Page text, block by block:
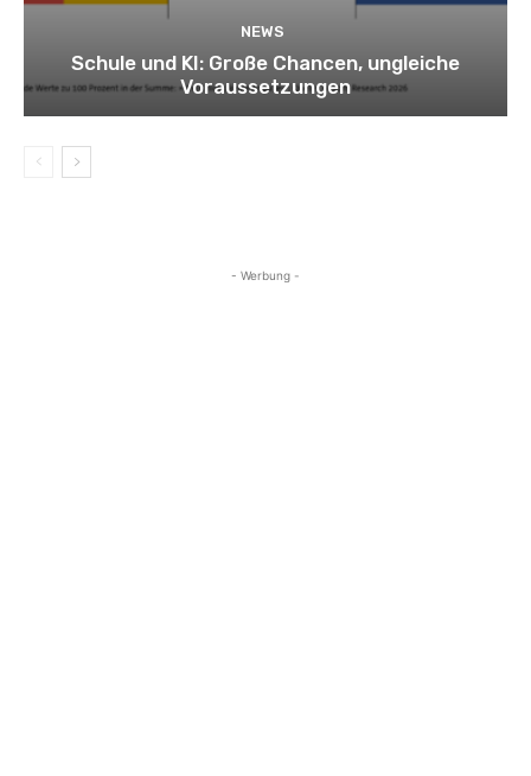
NEWS
Schule und KI: Große Chancen, ungleiche
Voraussetzungen
- Werbung -